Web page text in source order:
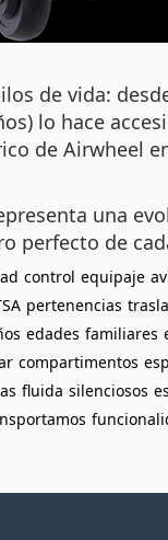
de vida:
lo hace
de Airwheel
una
perfecto de
control equipaje
pertenencias
edades familiares
compartimentos
fluida silenciosos